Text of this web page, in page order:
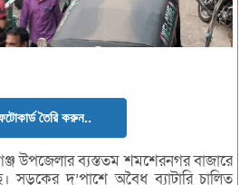
তৈরি করুন..
উপজেলার ব্যস্ততম শমশেরনগর বাজারে
দু’পাশে অবৈধ ব্যাটারি চালিত